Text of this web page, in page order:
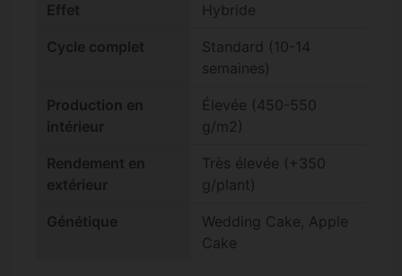
Effet Hybride
Cycle complet
Standard (10-14
semaines)
Production en
intérieur
Élevée (450-550
g/m2)
Rendement en
extérieur
Très élevée (+350
g/plant)
Génétique
Wedding Cake, Apple
Cake